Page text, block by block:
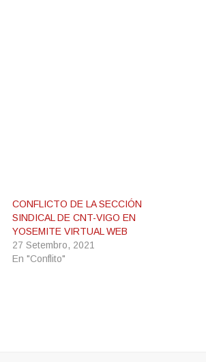
CONFLICTO DE LA SECCIÓN
SINDICAL DE CNT-VIGO EN
YOSEMITE VIRTUAL WEB
27 Setembro, 2021
En "Conflito"